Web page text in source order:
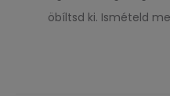
öbíltsd ki. Ismételd